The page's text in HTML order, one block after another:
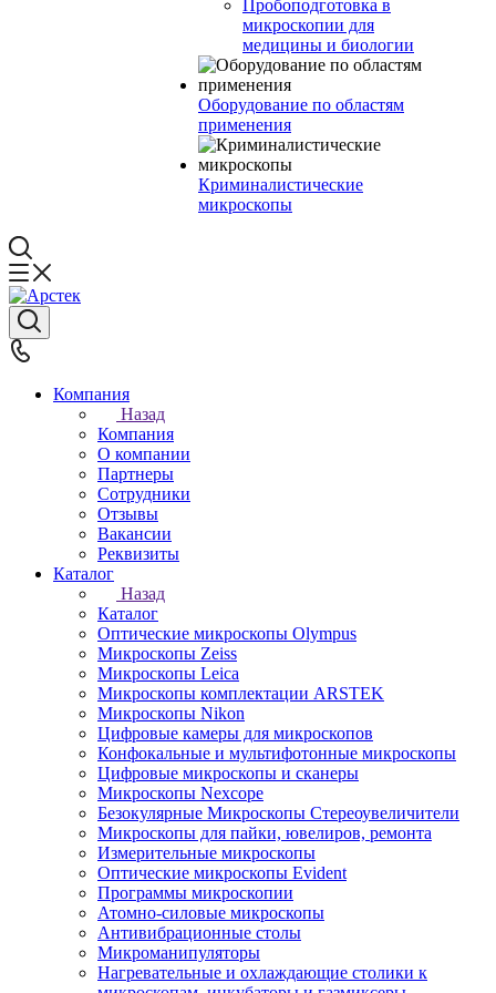
Пробоподготовка в
микроскопии для
медицины и биологии
Оборудование по областям
применения
Криминалистические
микроскопы
Компания
Назад
Компания
О компании
Партнеры
Сотрудники
Отзывы
Вакансии
Реквизиты
Каталог
Назад
Каталог
Оптические микроскопы Olympus
Микроскопы Zeiss
Микроскопы Leica
Микроскопы комплектации ARSTEK
Микроскопы Nikon
Цифровые камеры для микроскопов
Конфокальные и мультифотонные микроскопы
Цифровые микроскопы и сканеры
Микроскопы Nexcope
Безокулярные Микроскопы Стереоувеличители
Микроскопы для пайки, ювелиров, ремонта
Измерительные микроскопы
Оптические микроскопы Evident
Программы микроскопии
Атомно-силовые микроскопы
Антивибрационные столы
Микроманипуляторы
Нагревательные и охлаждающие столики к